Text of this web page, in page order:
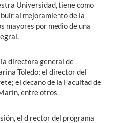
Universidad, tiene como
al mejoramiento de la
mayores por medio de una
directora general de
Toledo; el director del
el decano de la Facultad de
entre otros.
el director del programa